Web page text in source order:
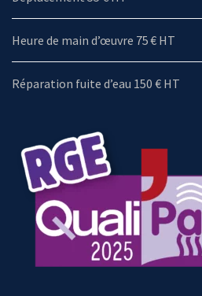
Heure de main d’œuvre 75 € HT
Réparation fuite d’eau 150 € HT